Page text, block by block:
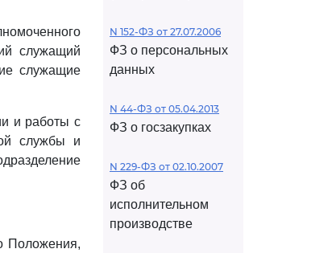
служащий
служащие
и работы с
службы и
Положения,
N 152-ФЗ от 27.07.2006
ФЗ о персональных
данных
N 44-ФЗ от 05.04.2013
ФЗ о госзакупках
N 229-ФЗ от 02.10.2007
ФЗ об
исполнительном
производстве